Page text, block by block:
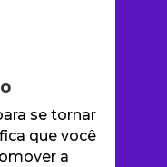
se tornar
que você
a